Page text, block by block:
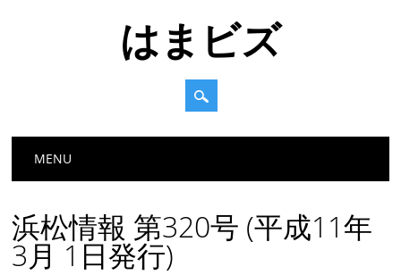
はまビズ
Main menu
MENU
浜松情報 第320号 (平成11年
3月 1日発行)